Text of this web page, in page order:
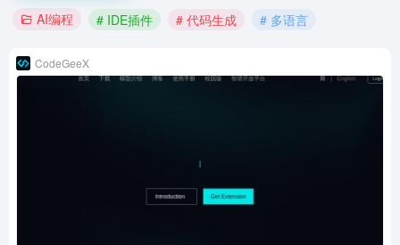
AI编程 # IDE插件 # 代码生成 # 多语言
CodeGeeX